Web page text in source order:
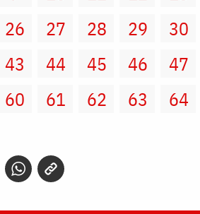
26 27 28 29 30
43 44 45 46 47
60 61 62 63 64